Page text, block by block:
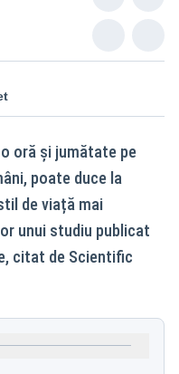
oră și jumătate pe
poate duce la
de viață mai
unui studiu publicat
citat de Scientific